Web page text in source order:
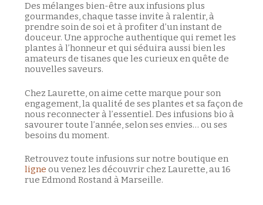
Retour à la boutique
Des mélanges bien-être aux infusions plus
gourmandes, chaque tasse invite à ralentir, à
prendre soin de soi et à profiter d’un instant de
douceur. Une approche authentique qui remet les
plantes à l’honneur et qui séduira aussi bien les
amateurs de tisanes que les curieux en quête de
nouvelles saveurs.
Chez Laurette, on aime cette marque pour son
engagement, la qualité de ses plantes et sa façon de
nous reconnecter à l’essentiel. Des infusions bio à
savourer toute l’année, selon ses envies… ou ses
besoins du moment.
Retrouvez toute infusions sur notre boutique en
ligne ou venez les découvrir chez Laurette, au 16
rue Edmond Rostand à Marseille.